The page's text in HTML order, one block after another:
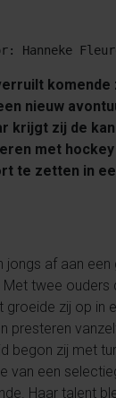
Hanneke
komende
nieuw
krijgt zij de
met hockey
te zetten in
jongs af aan een
Met twee
groeide zij op in
presteren
begon zij met
van een
Haar talent